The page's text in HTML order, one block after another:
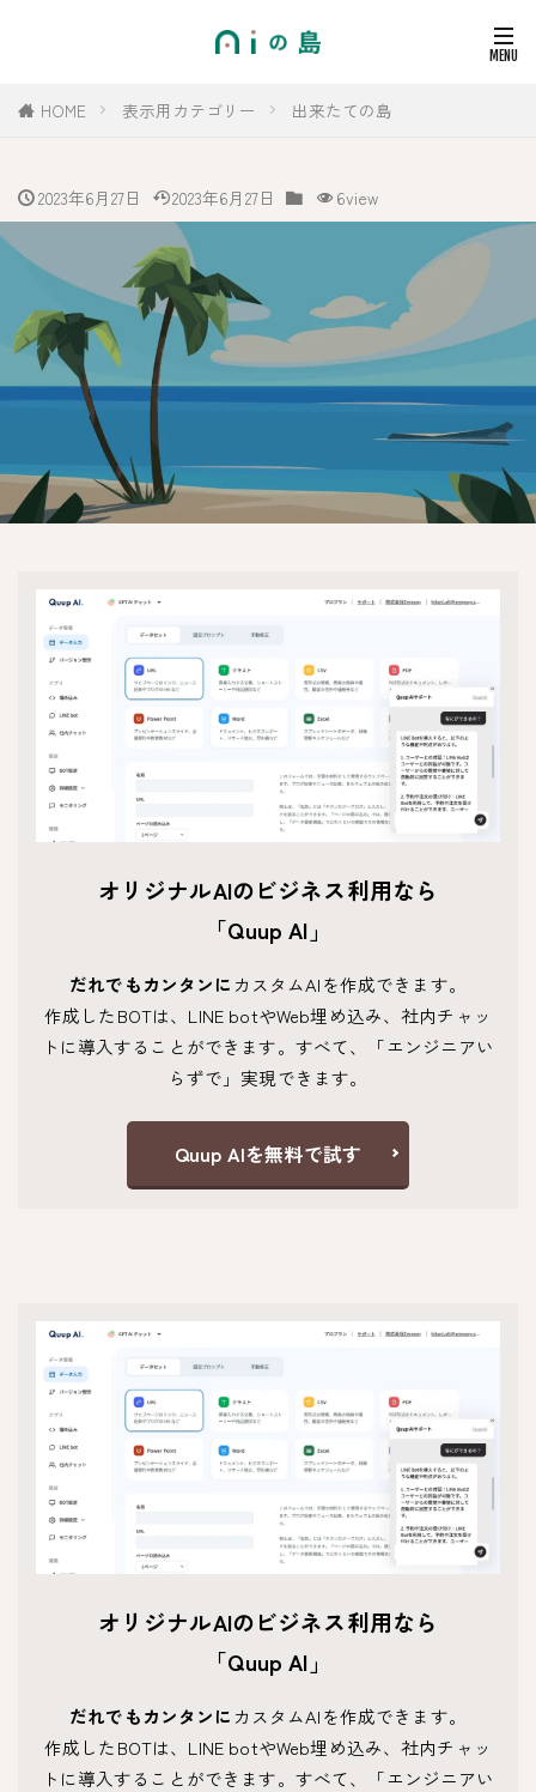
HOME 表示用カテゴリー 出来たての島
2023年6月27日 2023年6月27日 6view
オリジナルAIのビジネス利用なら
「Quup AI」
だれでもカンタンに カスタムAIを作成できます。
作成したBOTは、LINE botやWeb埋め込み、社内チャッ
トに導入することができます。すべて、「エンジニアい
らずで」実現できます。
Quup AIを無料で試す
オリジナルAIのビジネス利用なら
「Quup AI」
だれでもカンタンに カスタムAIを作成できます。
作成したBOTは、LINE botやWeb埋め込み、社内チャッ
トに導入することができます。すべて、「エンジニアい